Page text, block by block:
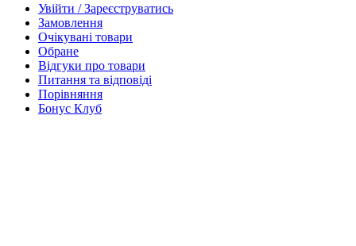
Увійти / Зареєструватись
Замовлення
Очікувані товари
Обране
Відгуки про товари
Питання та відповіді
Порівняння
Бонус Клуб